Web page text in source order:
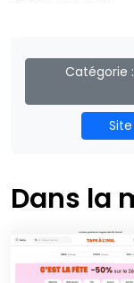
Catégorie :
Dans la